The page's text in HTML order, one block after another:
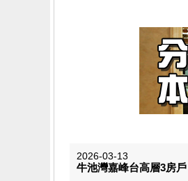
2026-03-13
牛池灣嘉峰台高層3房